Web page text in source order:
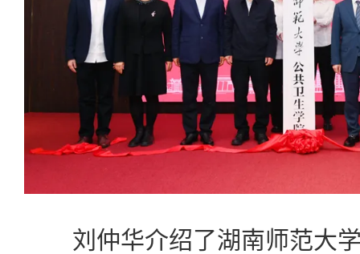
刘仲华介绍了湖南师范大学